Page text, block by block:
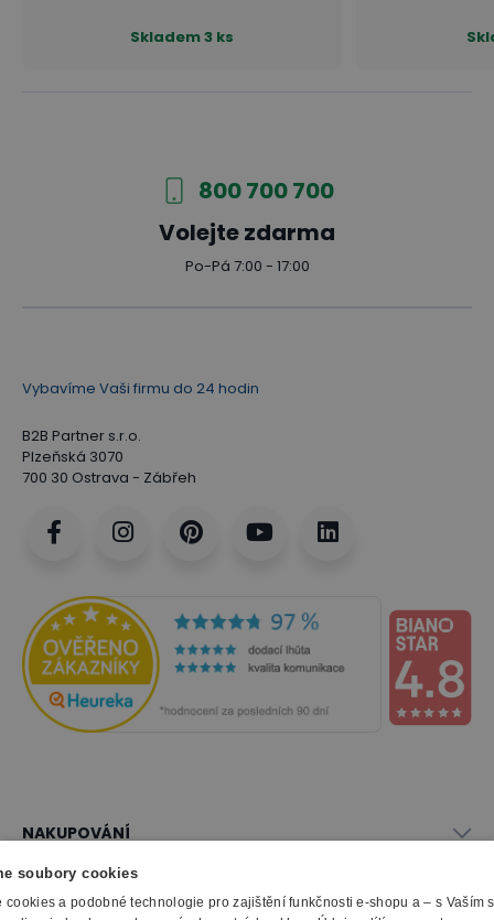
Skladem3 ks
800 700 700
Volejte zdarma
Po-Pá 7:00 - 17:00
Vybavíme Vaši firmu do 24 hodin
B2B Partner s.r.o.
Plzeňská 3070
700 30 Ostrava - Zábřeh
NAKUPOVÁNÍ
Vše o nákupu
Obchodní podmínky
SLUŽBY
soubory cookies
cookies a podobné technologie pro zajištění funkčnosti e-shopu a – s Vaším